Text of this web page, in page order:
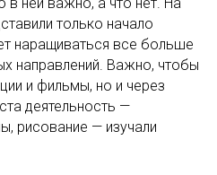
только начало
наращиваться все больше
направлений. Важно, чтобы
и фильмы, но и через
деятельность —
рисование — изучали